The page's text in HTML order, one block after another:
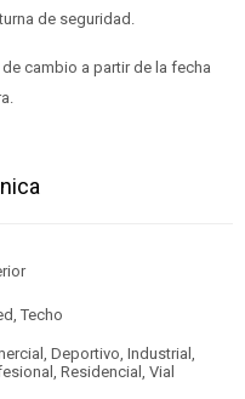
de seguridad.
cambio a partir de la fecha
Techo
Deportivo, Industrial,
Residencial, Vial